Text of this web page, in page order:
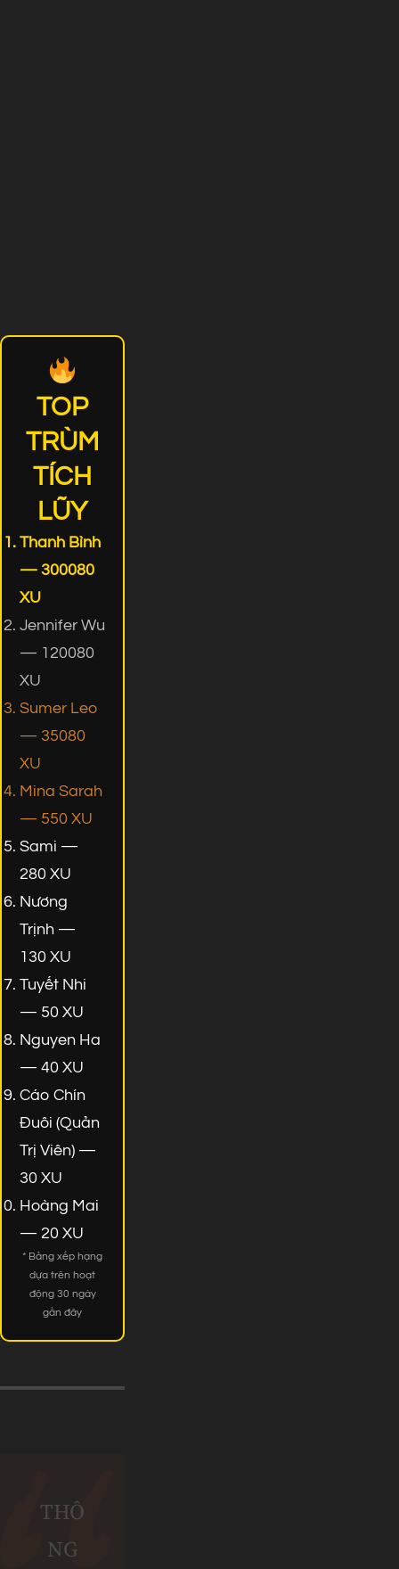
TOP
TRÙM
TÍCH
LŨY
Thanh Bình
— 300080
XU
Jennifer Wu
— 120080
XU
Sumer Leo
— 35080
XU
Mina Sarah
— 550 XU
Sami —
280 XU
Nương
Trịnh —
130 XU
Tuyết Nhi
— 50 XU
Nguyen Ha
— 40 XU
Cáo Chín
Đuôi (Quản
Trị Viên) —
30 XU
Hoàng Mai
— 20 XU
* Bảng xếp hạng
dựa trên hoạt
động 30 ngày
gần đây
THÔ
NG